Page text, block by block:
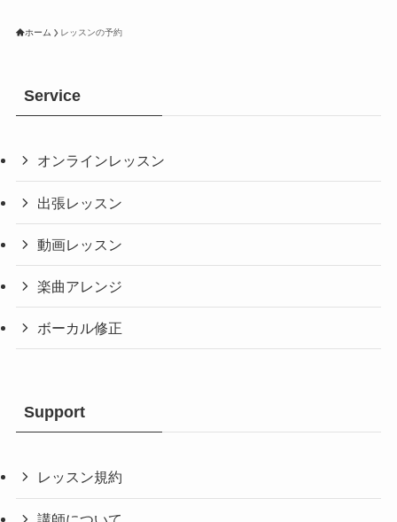
ホーム レッスンの予約
Service
オンラインレッスン
出張レッスン
動画レッスン
楽曲アレンジ
ボーカル修正
Support
レッスン規約